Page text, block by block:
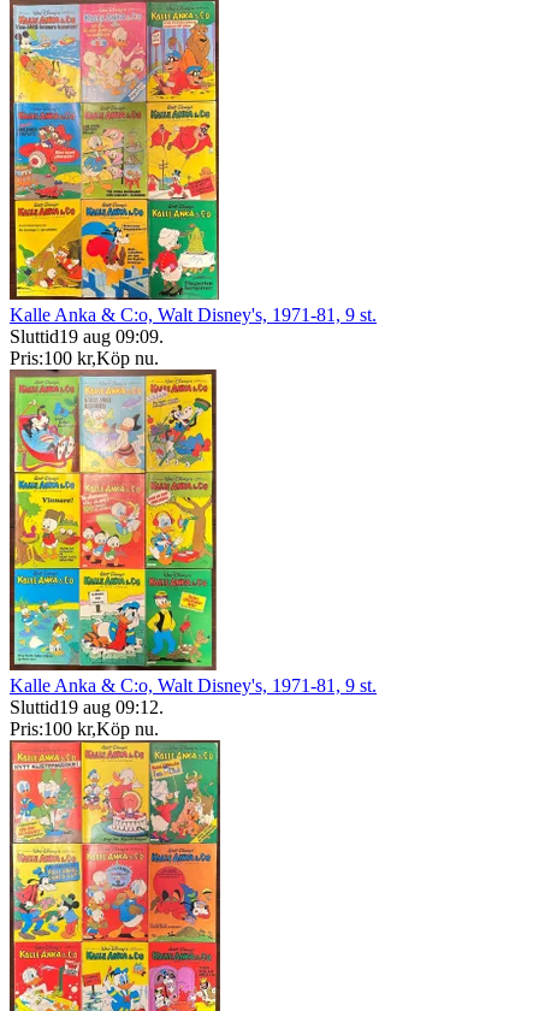
Kalle Anka & C:o, Walt Disney's, 1971-81, 9 st.
Sluttid19 aug 09:09.
Pris:100 kr,Köp nu.
Kalle Anka & C:o, Walt Disney's, 1971-81, 9 st.
Sluttid19 aug 09:12.
Pris:100 kr,Köp nu.